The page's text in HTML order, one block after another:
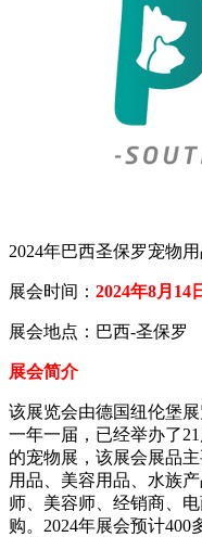
2024年巴西圣保罗宠物
展会时间： 2024年8月14
展会地点：巴西-圣保罗
展会简介
该展览会由德国纽伦堡
一年一届，已经举办了
的宠物展，该展会展品
用品、美容用品、水族
师、美容师、经销商、
购。2024年展会预计400